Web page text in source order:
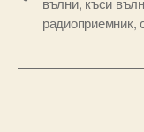
радиоприемник,